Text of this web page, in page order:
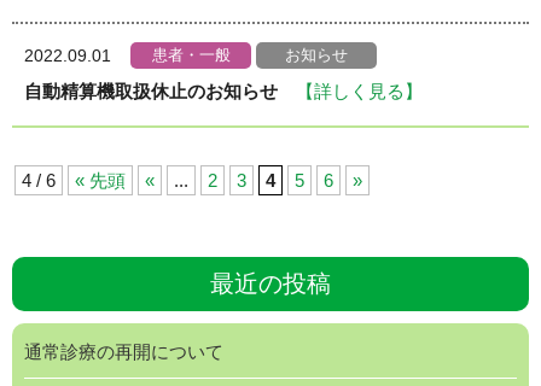
2022.09.01 患者・一般 お知らせ
自動精算機取扱休止のお知らせ 【詳しく見る】
4 / 6 « 先頭 « ... 2 3 4 5 6 »
最近の投稿
通常診療の再開について